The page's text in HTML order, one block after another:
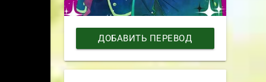
ДОБАВИТЬ ПЕРЕВОД